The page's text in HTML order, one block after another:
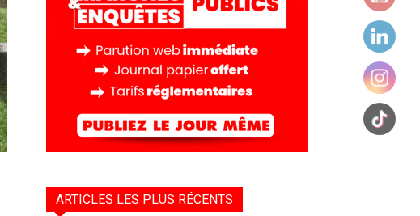
ARTICLES LES PLUS RÉCENTS